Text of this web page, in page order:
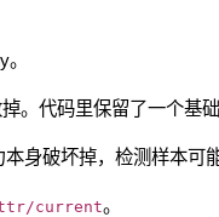
。代码里保留了一个基础
身破坏掉，检测样本可
current。